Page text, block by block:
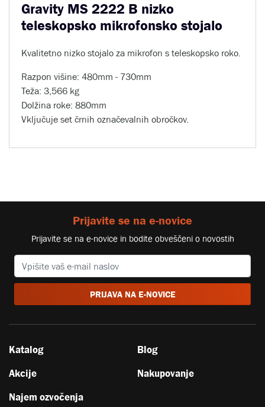
Gravity MS 2222 B nizko
teleskopsko mikrofonsko stojalo
Kvalitetno nizko stojalo za mikrofon s teleskopsko roko.
Razpon višine: 480mm - 730mm
Teža: 3,566 kg
Dolžina roke: 880mm
Vključuje set črnih označevalnih obročkov.
Prijavite se na e-novice
Prijavite se na e-novice in bodite obveščeni o novostih
PRIJAVA NA E-NOVICE
Katalog
Akcije
Najem ozvočenja
Blog
Nakupovanje